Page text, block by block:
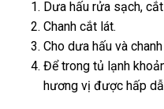
Dưa hấu rửa sạch,
Chanh cắt lát.
Cho dưa hấu và
Để trong tủ lạnh
hương vị được hấp